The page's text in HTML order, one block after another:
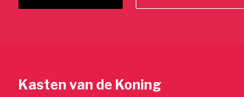
Kasten van de Koning